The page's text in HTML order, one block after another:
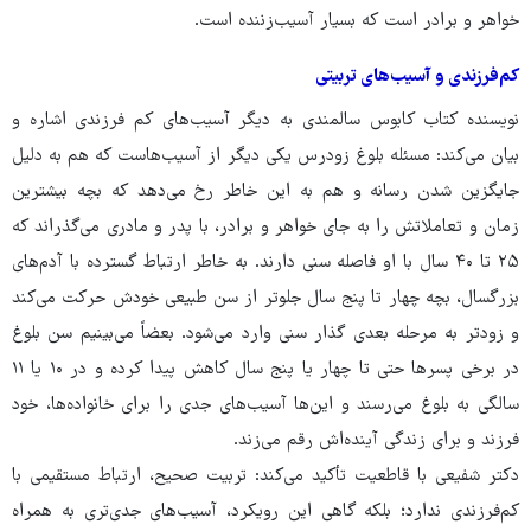
خواهر و برادر است که بسیار آسیب‌زننده است.
کم‌فرزندی و آسیب‌های تربیتی
نویسنده کتاب کابوس سالمندی به دیگر آسیب‌های کم فرزندی اشاره و
بیان می‌‎کند: مسئله بلوغ زودرس یکی دیگر از آسیب‌هاست که هم به دلیل
جایگزین شدن رسانه و هم به این خاطر رخ می‌دهد که بچه بیشترین
زمان و تعاملاتش را به جای خواهر و برادر، با پدر و مادری می‌گذراند که
۲۵ تا ۴۰ سال با او فاصله سنی دارند. به خاطر ارتباط گسترده با آدم‌های
بزرگسال، بچه چهار تا پنج سال جلوتر از سن طبیعی خودش حرکت می‌کند
و زودتر به مرحله بعدی گذار سنی وارد می‌شود. بعضاً می‌بینیم سن بلوغ
در برخی پسرها حتی تا چهار یا پنج سال کاهش پیدا کرده و در ۱۰ یا ۱۱
سالگی به بلوغ می‌رسند و این‌ها آسیب‌های جدی را برای خانواده‌ها، خود
فرزند و برای زندگی آینده‌اش رقم می‌زند.
دکتر شفیعی با قاطعیت تأکید می‌کند: تربیت صحیح، ارتباط مستقیمی با
کم‌فرزندی ندارد؛ بلکه گاهی این رویکرد، آسیب‌های جدی‌تری به همراه